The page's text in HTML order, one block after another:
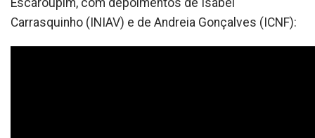
Escaroupim, com depoimentos de Isabel
Carrasquinho (INIAV) e de Andreia Gonçalves (ICNF):